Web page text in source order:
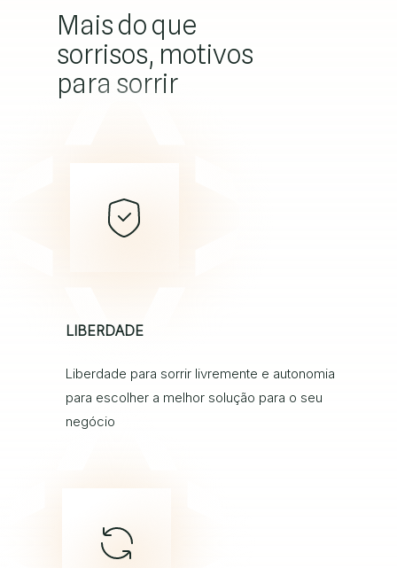
Mais do que
sorrisos, motivos
para sorrir
LIBERDADE
Liberdade para sorrir livremente e autonomia
para escolher a melhor solução para o seu
negócio